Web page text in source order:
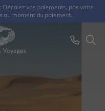
Décalez vos paiements, pas votre
au moment du paiement.